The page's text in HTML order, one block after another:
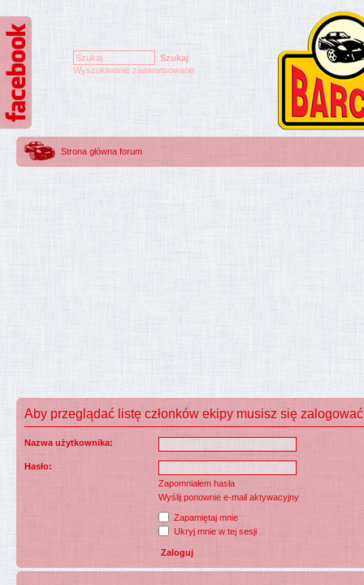
Wyszukiwanie zaawansowane
Strona główna forum
Aby przeglądać listę członków ekipy musisz się
Nazwa użytkownika:
Hasło:
Zapomniałem hasła
Wyślij ponownie e-mail aktywacyjny
Zapamiętaj mnie
Ukryj mnie w tej sesji